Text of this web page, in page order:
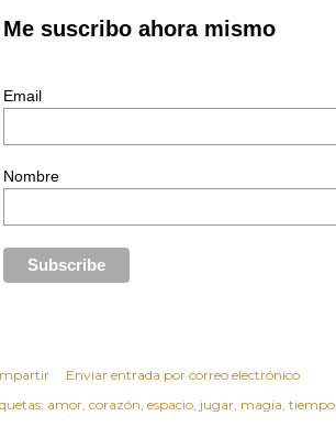
Me suscribo ahora mismo
Email
Nombre
Enviar entrada por correo electrónico
amor corazón espacio jugar magia tiempo